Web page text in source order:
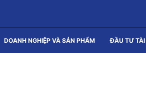
DOANH NGHIỆP VÀ SẢN PHẨM ĐẦU TƯ TÀI